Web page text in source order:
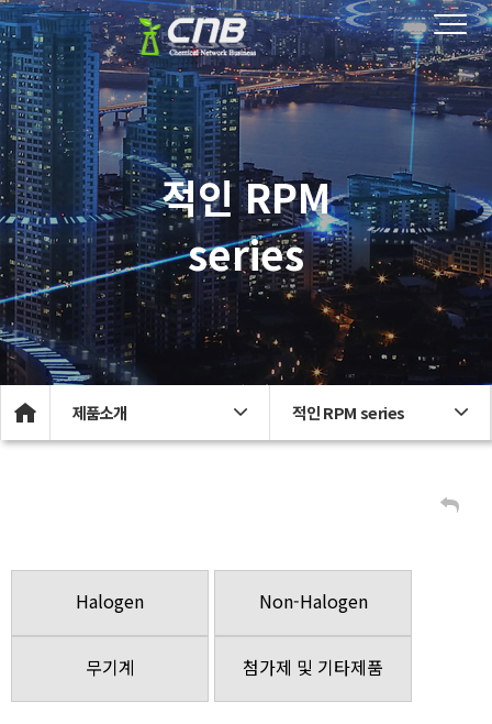
적인 RPM
series
제품소개 적인 RPM series
Halogen Non-Halogen
무기계 첨가제 및 기타제품